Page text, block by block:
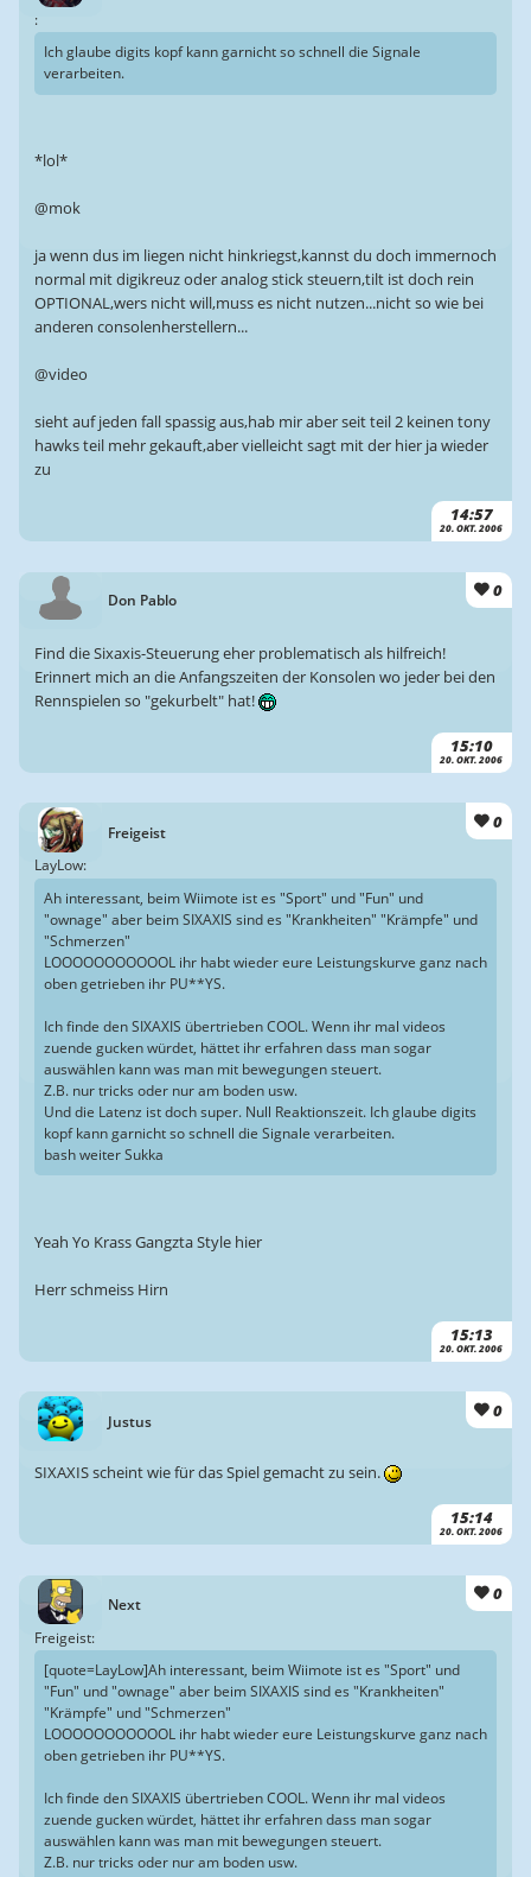
14:57
20. OKT. 2006
:
Ich glaube digits kopf kann garnicht so schnell die Signale
verarbeiten.
*lol*
@mok
ja wenn dus im liegen nicht hinkriegst,kannst du doch immernoch
normal mit digikreuz oder analog stick steuern,tilt ist doch rein
OPTIONAL,wers nicht will,muss es nicht nutzen...nicht so wie bei
anderen consolenherstellern...
@video
sieht auf jeden fall spassig aus,hab mir aber seit teil 2 keinen tony
hawks teil mehr gekauft,aber vielleicht sagt mit der hier ja wieder
zu
Don Pablo 0
15:10
20. OKT. 2006
Find die Sixaxis-Steuerung eher problematisch als hilfreich!
Erinnert mich an die Anfangszeiten der Konsolen wo jeder bei den
Rennspielen so "gekurbelt" hat!
Freigeist
0
15:13
20. OKT. 2006
LayLow:
Ah interessant, beim Wiimote ist es "Sport" und "Fun" und
"ownage" aber beim SIXAXIS sind es "Krankheiten" "Krämpfe" und
"Schmerzen"
LOOOOOOOOOOOL ihr habt wieder eure Leistungskurve ganz nach
oben getrieben ihr PU**YS.
Ich finde den SIXAXIS übertrieben COOL. Wenn ihr mal videos
zuende gucken würdet, hättet ihr erfahren dass man sogar
auswählen kann was man mit bewegungen steuert.
Z.B. nur tricks oder nur am boden usw.
Und die Latenz ist doch super. Null Reaktionszeit. Ich glaube digits
kopf kann garnicht so schnell die Signale verarbeiten.
bash weiter Sukka
Yeah Yo Krass Gangzta Style hier
Herr schmeiss Hirn
Justus
0
15:14
20. OKT. 2006
SIXAXIS scheint wie für das Spiel gemacht zu sein.
Next
0
Freigeist:
[quote=LayLow]Ah interessant, beim Wiimote ist es "Sport" und
"Fun" und "ownage" aber beim SIXAXIS sind es "Krankheiten"
"Krämpfe" und "Schmerzen"
LOOOOOOOOOOOL ihr habt wieder eure Leistungskurve ganz nach
oben getrieben ihr PU**YS.
Ich finde den SIXAXIS übertrieben COOL. Wenn ihr mal videos
zuende gucken würdet, hättet ihr erfahren dass man sogar
auswählen kann was man mit bewegungen steuert.
Z.B. nur tricks oder nur am boden usw.